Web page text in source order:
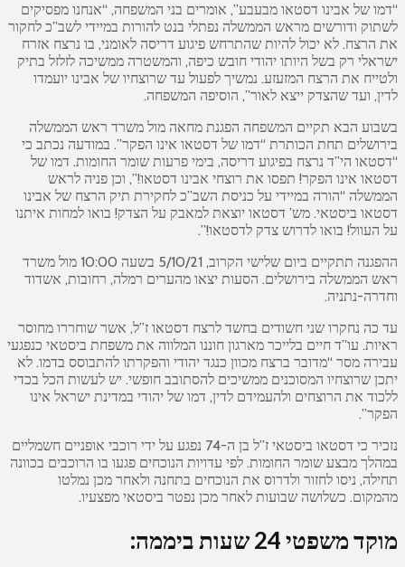
“דמו של אבינו דסטאו מבעבע”, אומרים בני המשפחה, “אנחנו מפסיקים
לשתוק ודורשים מראש הממשלה נפתלי בנט להורות במיידי לשב”כ לחקור
את הרצח. לא יכול להיות שהתרחש פיגוע דריסה לאומני, בו נרצח אזרח
ישראלי רק בשל היותו יהודי חובש כיפה, והמשטרה ממשיכה לזלזל בתיק
ולטייח את הרצח המזעזע. נמשיך לפעול עד שרוצחיו של אבינו יועמדו
לדין, ועד שהצדק ייצא לאור”, הוסיפה המשפחה.
בשבוע הבא תקיים המשפחה הפגנת מחאה מול משרד ראש הממשלה
בירושלים תחת הכותרת “דמו של דסטאו אינו הפקר”. במודעה נכתב כי
“דסטאו הי”ד נרצח בפיגוע דריסה, בימי פרעות שומר החומות. דמו של
דסטאו אינו הפקר! תפסו את רוצחי אבינו דסטאו!”, וכן פניה לראש
הממשלה “הורה במיידי על כניסת השב”כ לחקירת תיק הרצח של אבינו
דסטאו ביסטאי. מש’ דסטאו יוצאת למאבק על הצדק! בואו למחות איתנו
על העוול! בואו לדרוש צדק לדסטאו!”.
ההפגנה תתקיים ביום שלישי הקרוב, 5/10/21 בשעה 10:00 מול משרד
ראש הממשלה בירושלים. הסעות יצאו מהערים רמלה, רחובות, אשדוד
וחדרה-נתניה.
עד כה נחקרו שני חשודים בחשד לרצח דסטאו ז”ל, אשר שוחררו מחוסר
ראיות. עו”ד חיים בלייכר מארגון חוננו המלווה את משפחת ביסטאי כנפגעי
עבירה מסר “מדובר ברצח מכוון כנגד יהודי והפקרתו להתבוסס בדמו. לא
יתכן שרוצחיו המסוכנים ממשיכים להסתובב חופשי. יש לעשות הכל בכדי
ללכוד את הרוצחים ולהעמידם לדין, דמו של יהודי במדינת ישראל אינו
הפקר”.
נזכיר כי דסטאו ביסטאי ז”ל בן ה-74 נפגע על ידי רוכבי אופניים חשמליים
במהלך מבצע שומר החומות. לפי עדויות הנוכחים פגעו בו הרוכבים בכוונה
תחילה, ניסו לחזור ולדרוס את הנוכחים בתחנה ולאחר מכן נמלטו
מהמקום. כשלושה שבועות לאחר מכן נפטר ביסטאי מפצעיו.
מוקד משפטי 24 שעות ביממה: